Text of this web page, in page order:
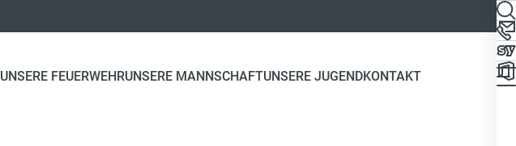
UNSERE FEUERWEHRUNSERE MANNSCHAFTUNSERE JUGENDKONTAKT